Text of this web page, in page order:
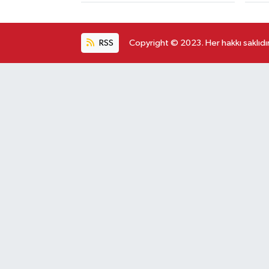
RSS Copyright © 2023. Her hakkı